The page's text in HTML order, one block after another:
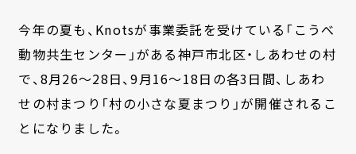
今年の夏も、Knotsが事業委託を受けている「こうべ
動物共生センター」がある神戸市北区・しあわせの村
で、8月26〜28日、9月16〜18日の各3日間、しあわ
せの村まつり「村の小さな夏まつり」が開催されるこ
とになりました。